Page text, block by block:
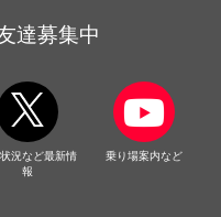
達募集中
況など最新情
報
乗り場案内など